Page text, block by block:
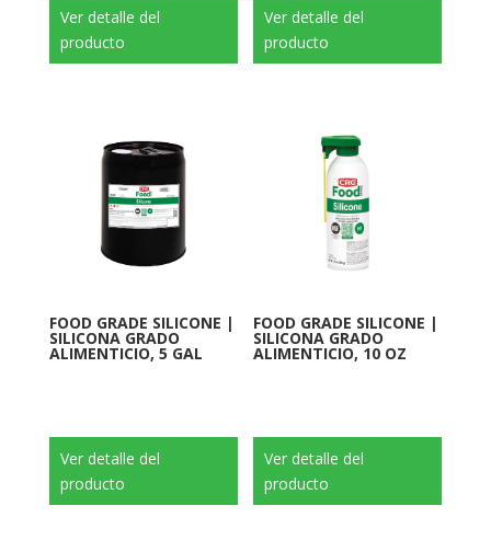
Ver detalle del
producto
Ver detalle del
producto
FOOD GRADE SILICONE |
SILICONA GRADO
ALIMENTICIO, 5 GAL
Ver detalle del
producto
FOOD GRADE SILICONE |
SILICONA GRADO
ALIMENTICIO, 10 OZ
Ver detalle del
producto